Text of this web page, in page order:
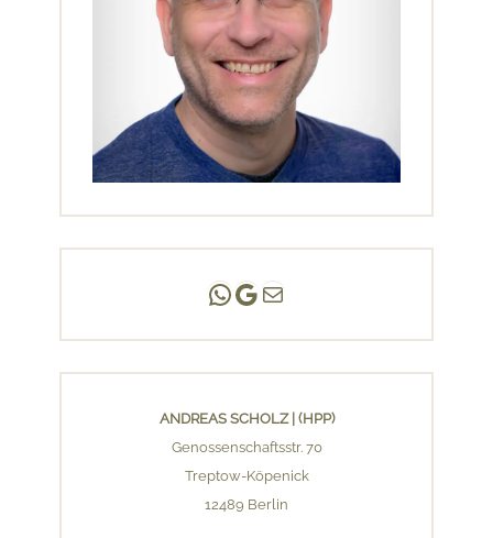
Andreas Scholz | (HPP)
Praxis Adlershof
E-Mail an mich ...
ANDREAS SCHOLZ | (HPP)
Genossenschaftsstr. 70
Treptow-Köpenick
12489 Berlin